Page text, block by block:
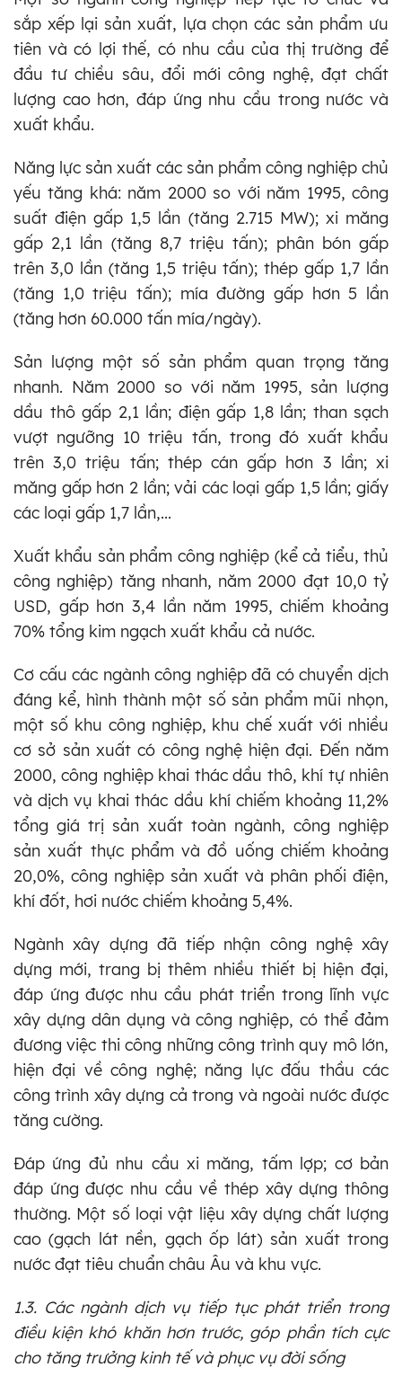
sắp xếp lại sản xuất, lựa chọn các sản phẩm ưu
tiên và có lợi thế, có nhu cầu của thị trường để
đầu tư chiều sâu, đổi mới công nghệ, đạt chất
lượng cao hơn, đáp ứng nhu cầu trong nước và
xuất khẩu.
Năng lực sản xuất các sản phẩm công nghiệp chủ
yếu tăng khá: năm 2000 so với năm 1995, công
suất điện gấp 1,5 lần (tăng 2.715 MW); xi măng
gấp 2,1 lần (tăng 8,7 triệu tấn); phân bón gấp
trên 3,0 lần (tăng 1,5 triệu tấn); thép gấp 1,7 lần
(tăng 1,0 triệu tấn); mía đường gấp hơn 5 lần
(tăng hơn 60.000 tấn mía/ngày).
Sản lượng một số sản phẩm quan trọng tăng
nhanh. Năm 2000 so với năm 1995, sản lượng
dầu thô gấp 2,1 lần; điện gấp 1,8 lần; than sạch
vượt ngưỡng 10 triệu tấn, trong đó xuất khẩu
trên 3,0 triệu tấn; thép cán gấp hơn 3 lần; xi
măng gấp hơn 2 lần; vải các loại gấp 1,5 lần; giấy
các loại gấp 1,7 lần,...
Xuất khẩu sản phẩm công nghiệp (kể cả tiểu, thủ
công nghiệp) tăng nhanh, năm 2000 đạt 10,0 tỷ
USD, gấp hơn 3,4 lần năm 1995, chiếm khoảng
70% tổng kim ngạch xuất khẩu cả nước.
Cơ cấu các ngành công nghiệp đã có chuyển dịch
đáng kể, hình thành một số sản phẩm mũi nhọn,
một số khu công nghiệp, khu chế xuất với nhiều
cơ sở sản xuất có công nghệ hiện đại. Đến năm
2000, công nghiệp khai thác dầu thô, khí tự nhiên
và dịch vụ khai thác dầu khí chiếm khoảng 11,2%
tổng giá trị sản xuất toàn ngành, công nghiệp
sản xuất thực phẩm và đồ uống chiếm khoảng
20,0%, công nghiệp sản xuất và phân phối điện,
khí đốt, hơi nước chiếm khoảng 5,4%.
Ngành xây dựng đã tiếp nhận công nghệ xây
dựng mới, trang bị thêm nhiều thiết bị hiện đại,
đáp ứng được nhu cầu phát triển trong lĩnh vực
xây dựng dân dụng và công nghiệp, có thể đảm
đương việc thi công những công trình quy mô lớn,
hiện đại về công nghệ; năng lực đấu thầu các
công trình xây dựng cả trong và ngoài nước được
tăng cường.
Đáp ứng đủ nhu cầu xi măng, tấm lợp; cơ bản
đáp ứng được nhu cầu về thép xây dựng thông
thường. Một số loại vật liệu xây dựng chất lượng
cao (gạch lát nền, gạch ốp lát) sản xuất trong
nước đạt tiêu chuẩn châu Âu và khu vực.
1.3. Các ngành dịch vụ tiếp tục phát triển trong
điều kiện khó khăn hơn trước, góp phần tích cực
cho tăng trưởng kinh tế và phục vụ đời sống